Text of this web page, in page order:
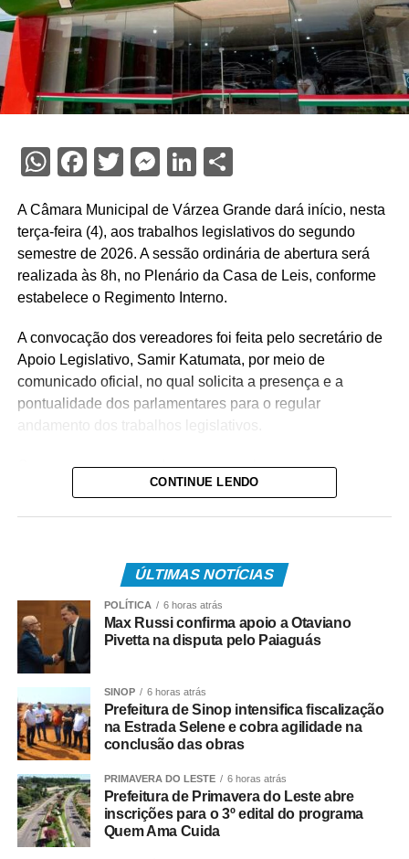
WhatsApp
Facebook
TwitterMessenger
LinkedIn
A Câmara Municipal de Várzea Grande dará início, nesta
terça-feira (4), aos trabalhos legislativos do segundo
semestre de 2026. A sessão ordinária de abertura será
realizada às 8h, no Plenário da Casa de Leis, conforme
estabelece o Regimento Interno.
A convocação dos vereadores foi feita pelo secretário de
Apoio Legislativo, Samir Katumata, por meio de
comunicado oficial, no qual solicita a presença e a
pontualidade dos parlamentares para o regular
Com o encerramento do recesso parlamentar, os
vereadores voltam a apreciar projetos de lei,
serão transmitidas pelos canais oficiais da Câmara
Municipal, garantindo transparência e permitindo que a
população acompanhe as discussões e votações
O retorno das atividades marca o início de um novo
período de deliberações no Parlamento Municipal, com a
continuidade da apreciação de matérias e debates
voltados ao desenvolvimento de Várzea Grande.
COMENTE ABAIXO:
CONTINUE LENDO
ÚLTIMAS NOTÍCIAS
POLÍTICA 6 horas atrás
Max Russi confirma apoio a Otaviano
Pivetta na disputa pelo Paiaguás
SINOP 6 horas atrás
Prefeitura de Sinop intensifica fiscalização
na Estrada Selene e cobra agilidade na
conclusão das obras
PRIMAVERA DO LESTE 6 horas atrás
Prefeitura de Primavera do Leste abre
inscrições para o 3º edital do programa
Quem Ama Cuida